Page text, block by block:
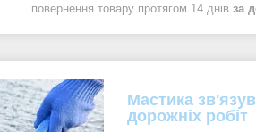
повернення товару протягом 14 днів за
Мастика
дорожніх робіт